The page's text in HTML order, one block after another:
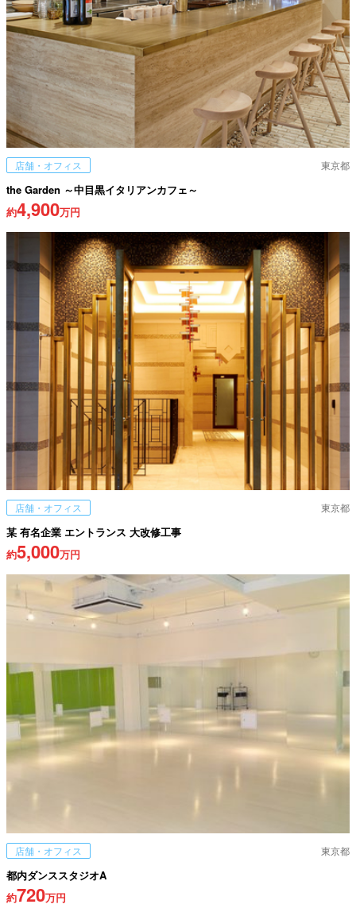
店舗・オフィス 東京都
the Garden ～中目黒イタリアンカフェ～
約4,900万円
店舗・オフィス 東京都
某 有名企業 エントランス 大改修工事
約5,000万円
店舗・オフィス 東京都
都内ダンススタジオA
約720万円